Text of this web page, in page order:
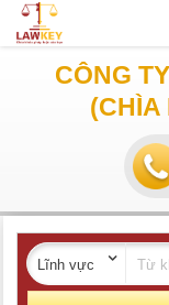
CÔNG
(CHÌA